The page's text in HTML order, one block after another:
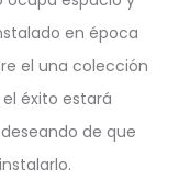
en época
el una colección
el éxito estará
de que